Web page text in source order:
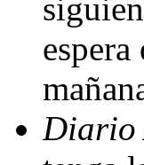
Diario